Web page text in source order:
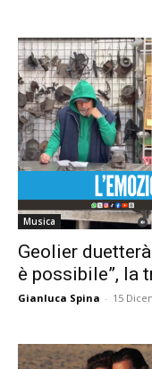
Musica
Geolier
è possibile”, la
Gianluca Spina - 15